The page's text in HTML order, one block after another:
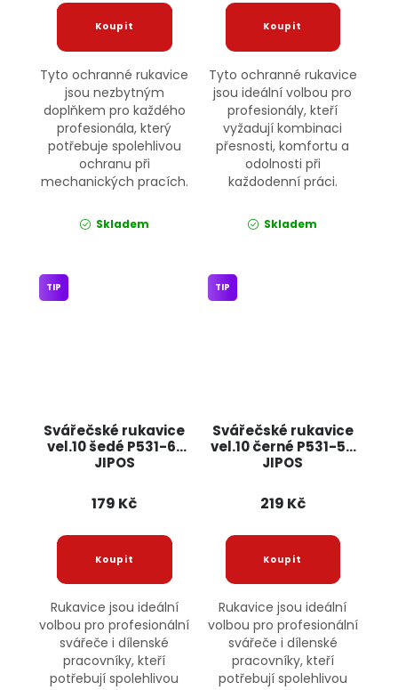
Tyto ochranné rukavice
jsou nezbytným
doplňkem pro každého
profesionála, který
potřebuje spolehlivou
ochranu při
mechanických pracích.
Skladem
Tyto ochranné rukavice
jsou ideální volbou pro
profesionály, kteří
vyžadují kombinaci
přesnosti, komfortu a
odolnosti při
každodenní práci.
Skladem
Svářečské rukavice
vel.10 šedé P531-61
JIPOS
TIP
179 Kč
Rukavice jsou ideální
volbou pro profesionální
svářeče i dílenské
pracovníky, kteří
potřebují spolehlivou
Svářečské rukavice
vel.10 černé P531-58
JIPOS
TIP
219 Kč
Rukavice jsou ideální
volbou pro profesionální
svářeče i dílenské
pracovníky, kteří
potřebují spolehlivou